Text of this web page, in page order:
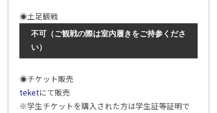
◉土足観戦
不可（ご観戦の際は室内履きをご持参くださ
い）
◉チケット販売
teketにて販売
※学生チケットを購入された方は学生証等証明で